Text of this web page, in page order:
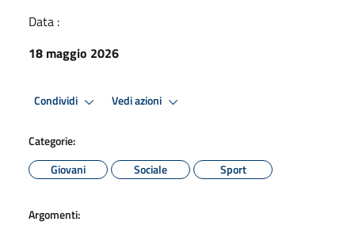
Data :
18 maggio 2026
Condividi Vedi azioni
Categorie:
Giovani
Sociale Sport
Argomenti: